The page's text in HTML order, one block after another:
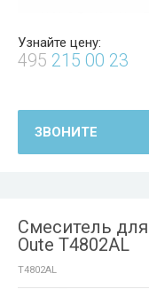
Узнайте цену:
495 215 00 23
ЗВОНИТЕ
Смеситель
Oute T4802AL
T4802AL